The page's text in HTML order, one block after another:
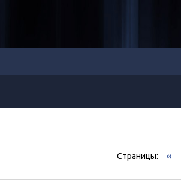
Страницы: «